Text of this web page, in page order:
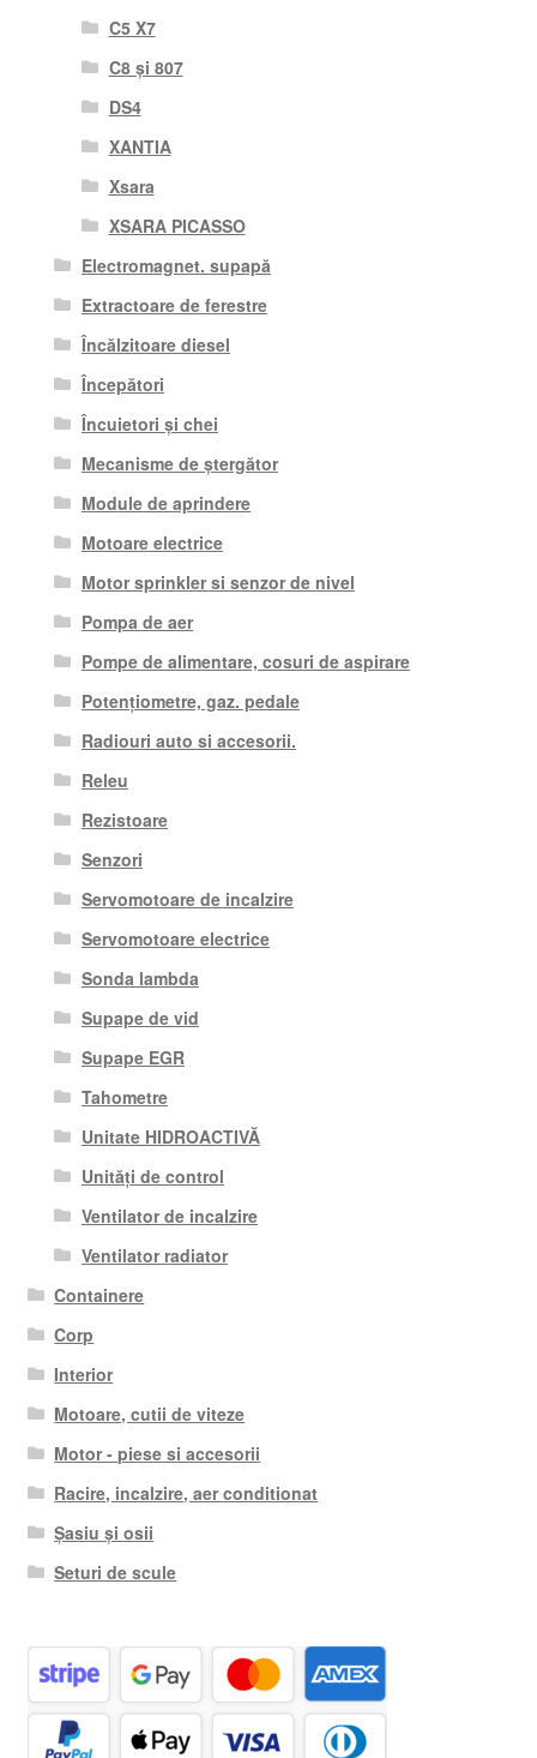
C5 X7
C8 și 807
DS4
XANTIA
Xsara
XSARA PICASSO
Electromagnet. supapă
Extractoare de ferestre
Încălzitoare diesel
Începători
Încuietori și chei
Mecanisme de ștergător
Module de aprindere
Motoare electrice
Motor sprinkler si senzor de nivel
Pompa de aer
Pompe de alimentare, cosuri de aspirare
Potențiometre, gaz. pedale
Radiouri auto si accesorii.
Releu
Rezistoare
Senzori
Servomotoare de incalzire
Servomotoare electrice
Sonda lambda
Supape de vid
Supape EGR
Tahometre
Unitate HIDROACTIVĂ
Unități de control
Ventilator de incalzire
Ventilator radiator
Containere
Corp
Interior
Motoare, cutii de viteze
Motor - piese si accesorii
Racire, incalzire, aer conditionat
Șasiu și osii
Seturi de scule